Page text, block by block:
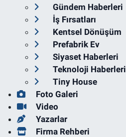
Gündem Haberleri
İş Fırsatları
Kentsel Dönüşüm
Prefabrik Ev
Siyaset Haberleri
Teknoloji Haberleri
Tiny House
Foto Galeri
Video
Yazarlar
Firma Rehberi